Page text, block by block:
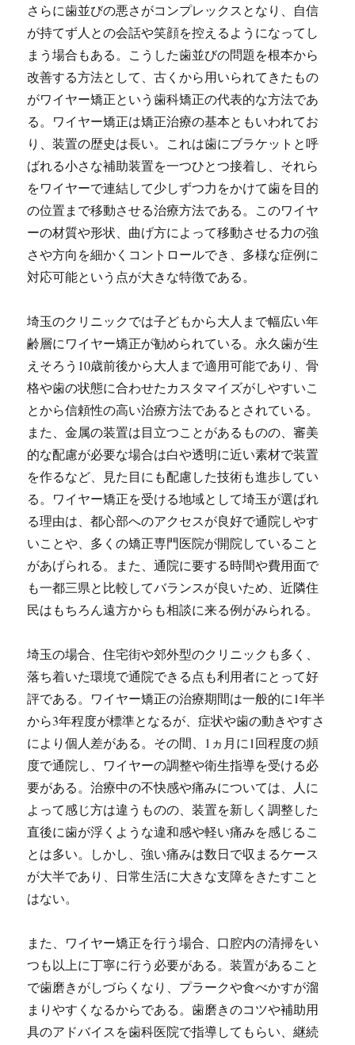
さらに歯並びの悪さがコンプレックスとなり、自信
が持てず人との会話や笑顔を控えるようになってし
まう場合もある。こうした歯並びの問題を根本から
改善する方法として、古くから用いられてきたもの
がワイヤー矯正という歯科矯正の代表的な方法であ
る。ワイヤー矯正は矯正治療の基本ともいわれてお
り、装置の歴史は長い。これは歯にブラケットと呼
ばれる小さな補助装置を一つひとつ接着し、それら
をワイヤーで連結して少しずつ力をかけて歯を目的
の位置まで移動させる治療方法である。このワイヤ
ーの材質や形状、曲げ方によって移動させる力の強
さや方向を細かくコントロールでき、多様な症例に
対応可能という点が大きな特徴である。
埼玉のクリニックでは子どもから大人まで幅広い年
齢層にワイヤー矯正が勧められている。永久歯が生
えそろう10歳前後から大人まで適用可能であり、骨
格や歯の状態に合わせたカスタマイズがしやすいこ
とから信頼性の高い治療方法であるとされている。
また、金属の装置は目立つことがあるものの、審美
的な配慮が必要な場合は白や透明に近い素材で装置
を作るなど、見た目にも配慮した技術も進歩してい
る。ワイヤー矯正を受ける地域として埼玉が選ばれ
る理由は、都心部へのアクセスが良好で通院しやす
いことや、多くの矯正専門医院が開院していること
があげられる。また、通院に要する時間や費用面で
も一都三県と比較してバランスが良いため、近隣住
民はもちろん遠方からも相談に来る例がみられる。
埼玉の場合、住宅街や郊外型のクリニックも多く、
落ち着いた環境で通院できる点も利用者にとって好
評である。ワイヤー矯正の治療期間は一般的に1年半
から3年程度が標準となるが、症状や歯の動きやすさ
により個人差がある。その間、1ヵ月に1回程度の頻
度で通院し、ワイヤーの調整や衛生指導を受ける必
要がある。治療中の不快感や痛みについては、人に
よって感じ方は違うものの、装置を新しく調整した
直後に歯が浮くような違和感や軽い痛みを感じるこ
とは多い。しかし、強い痛みは数日で収まるケース
が大半であり、日常生活に大きな支障をきたすこと
はない。
また、ワイヤー矯正を行う場合、口腔内の清掃をい
つも以上に丁寧に行う必要がある。装置があること
で歯磨きがしづらくなり、プラークや食べかすが溜
まりやすくなるからである。歯磨きのコツや補助用
具のアドバイスを歯科医院で指導してもらい、継続